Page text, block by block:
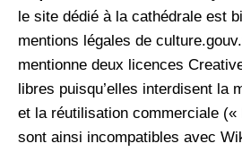
le site dédié à la cathédrale est
mentions légales de
mentionne deux licences
libres puisqu’elles interdisent la
et la réutilisation commerciale
sont ainsi incompatibles avec